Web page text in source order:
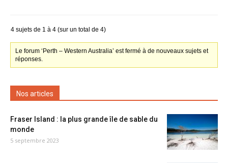
4 sujets de 1 à 4 (sur un total de 4)
Le forum ‘Perth – Western Australia’ est fermé à de nouveaux sujets et
réponses.
Nos articles
Fraser Island : la plus grande île de sable du
monde
5 septembre 2023